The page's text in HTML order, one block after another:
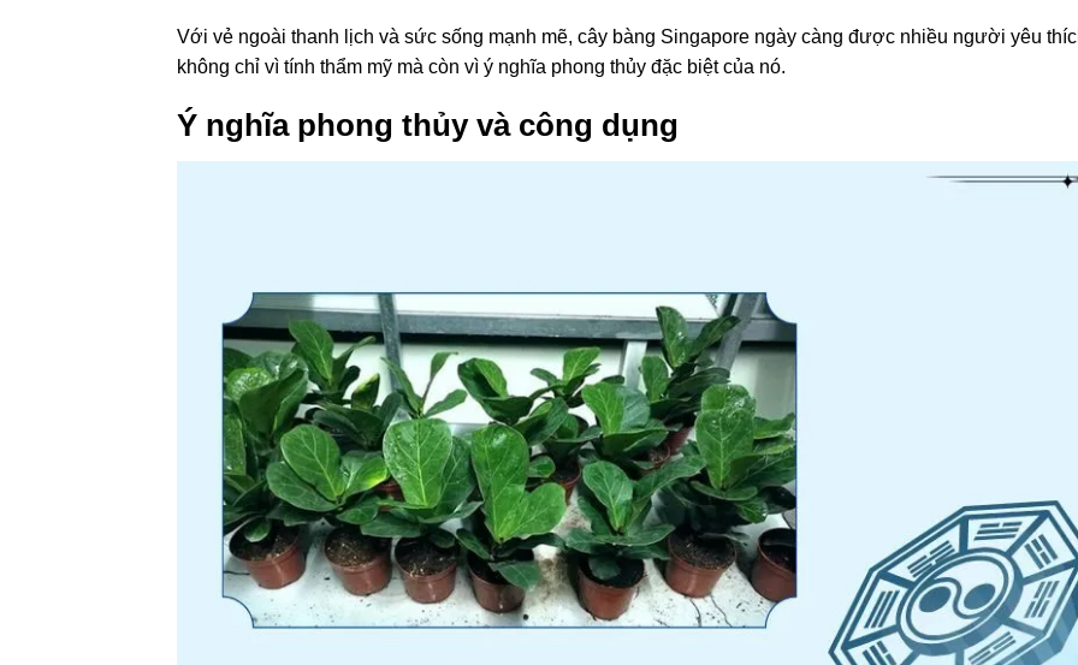
Với vẻ ngoài thanh lịch và sức sống mạnh mẽ, cây bàng Singapore ngày càng được nhiều người yêu
không chỉ vì tính thẩm mỹ mà còn vì ý nghĩa phong thủy đặc biệt của nó.
Ý nghĩa phong thủy và công dụng